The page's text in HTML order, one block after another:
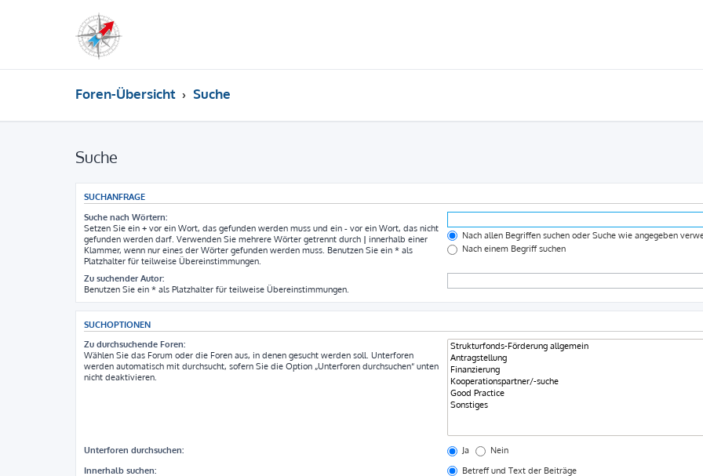
Foren-Übersicht Suche
Suche
SUCHANFRAGE
Suche nach Wörtern:
Setzen Sie ein + vor ein Wort, das gefunden werden muss und ein - vor ein Wort, das nicht
gefunden werden darf. Verwenden Sie mehrere Wörter getrennt durch | innerhalb einer
Klammer, wenn nur eines der Wörter gefunden werden muss. Benutzen Sie ein * als
Platzhalter für teilweise Übereinstimmungen.
Nach allen Begriffen suchen oder Suche wie angegeben
Nach einem Begriff suchen
Zu suchender Autor:
Benutzen Sie ein * als Platzhalter für teilweise Übereinstimmungen.
SUCHOPTIONEN
Zu durchsuchende Foren:
Wählen Sie das Forum oder die Foren aus, in denen gesucht werden soll. Unterforen
werden automatisch mit durchsucht, sofern Sie die Option „Unterforen durchsuchen“ unten
nicht deaktivieren.
Unterforen durchsuchen: Ja
Nein
Innerhalb suchen:
Betreff und Text der Beiträge